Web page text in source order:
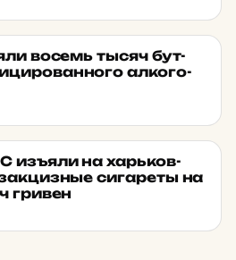
★ ОБРАНЕ
восемь тысяч бут­
ал­ко­го­
★ ОБРАНЕ
изъяли на харь­ков­
си­га­реты на
гривен